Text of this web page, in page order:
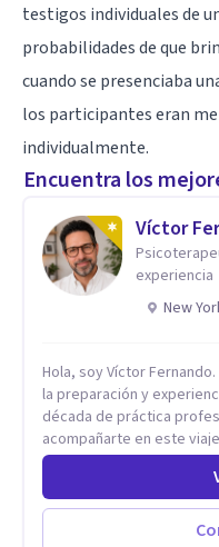
testigos individuales de
probabilidades de que
cuando se presenciaba
los participantes eran
individualmente.
Encuentra los
Víctor
experiencia
New
Hola, soy Víctor
la preparación y
década de práctica
acompañarte en este
crecimiento con
"ventanas de confianza"
a ser juzgada ni juzgado.
transformar el dolor en